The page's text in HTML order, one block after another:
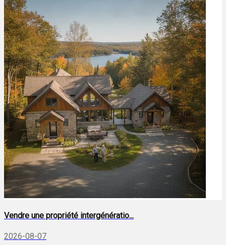
Vendre une propriété intergénératio...
2026-08-07